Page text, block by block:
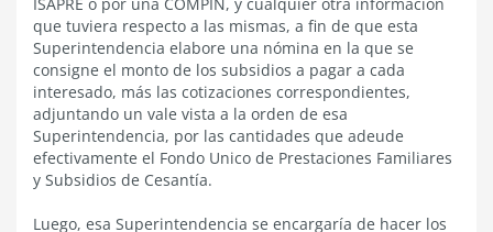
que tuviera respecto a las mismas, a fin de que esta
Superintendencia elabore una nómina en la que se
consigne el monto de los subsidios a pagar a cada
interesado, más las cotizaciones correspondientes,
adjuntando un vale vista a la orden de esa
Superintendencia, por las cantidades que adeude
efectivamente el Fondo Unico de Prestaciones Familiares
y Subsidios de Cesantía.
Luego, esa Superintendencia se encargaría de hacer los